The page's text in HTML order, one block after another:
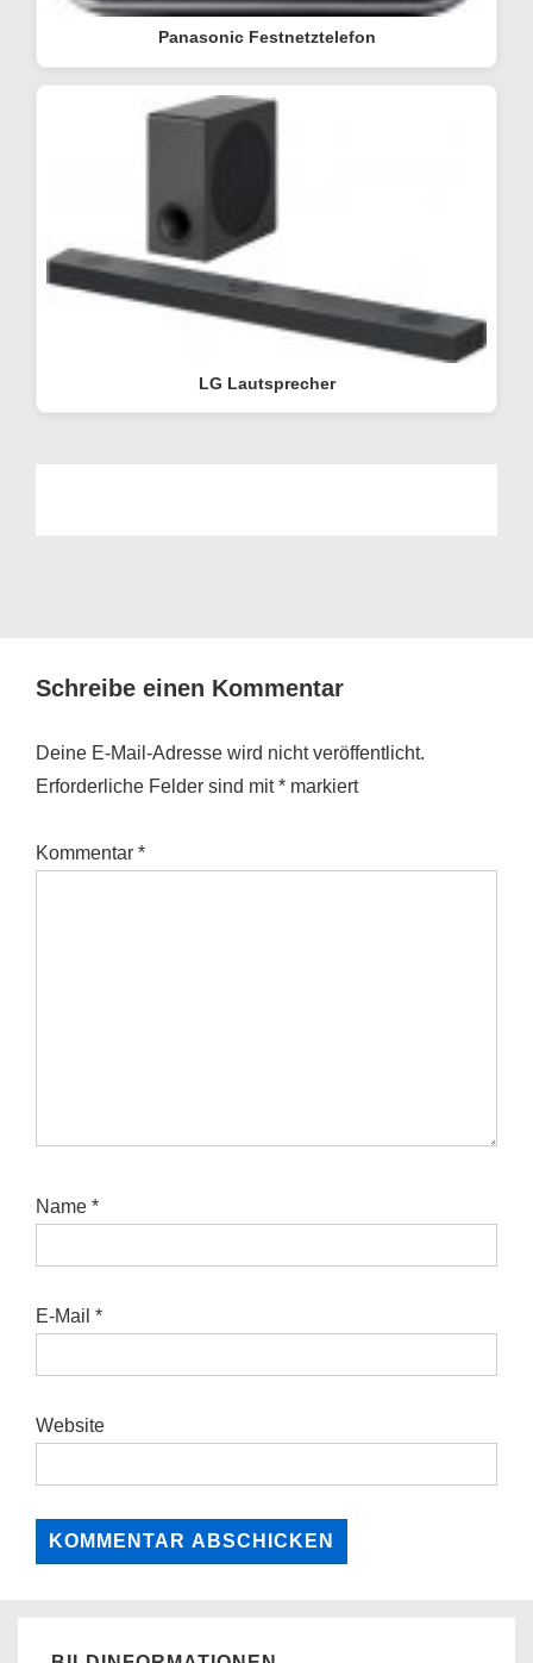
Panasonic Festnetztelefon
LG Lautsprecher
Schreibe einen Kommentar
Deine E-Mail-Adresse wird nicht veröffentlicht.
Erforderliche Felder sind mit* markiert
Kommentar *
Name *
E-Mail *
Website